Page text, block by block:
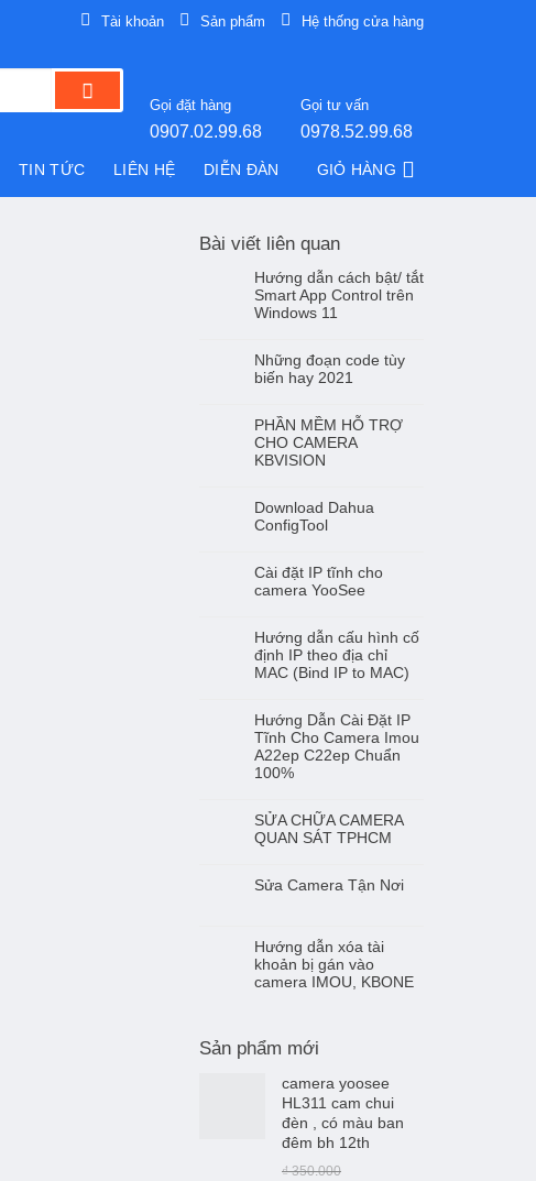
Tài khoản Sản phẩm Hệ thống cửa hàng
Gọi đặt hàng
0907.02.99.68
Gọi tư vấn
0978.52.99.68
TIN TỨC LIÊN HỆ DIỄN ĐÀN GIỎ HÀNG
Bài viết liên quan
Hướng dẫn cách bật/ tắt
Smart App Control trên
Windows 11
Những đoạn code tùy
biến hay 2021
PHẦN MỀM HỖ TRỢ
CHO CAMERA
KBVISION
Download Dahua
ConfigTool
Cài đặt IP tĩnh cho
camera YooSee
Hướng dẫn cấu hình cố
định IP theo địa chỉ
MAC (Bind IP to MAC)
Hướng Dẫn Cài Đặt IP
Tĩnh Cho Camera Imou
A22ep C22ep Chuẩn
100%
SỬA CHỮA CAMERA
QUAN SÁT TPHCM
Sửa Camera Tận Nơi
Hướng dẫn xóa tài
khoản bị gán vào
camera IMOU, KBONE
Sản phẩm mới
camera yoosee
HL311 cam chui
đèn , có màu ban
đêm bh 12th
₫350.000